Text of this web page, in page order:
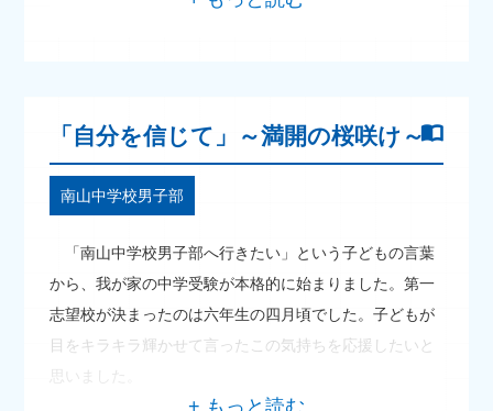
「自分を信じて」～満開の桜咲け～
南山中学校男子部
「南山中学校男子部へ行きたい」という子どもの言葉
から、我が家の中学受験が本格的に始まりました。第一
志望校が決まったのは六年生の四月頃でした。子どもが
目をキラキラ輝かせて言ったこの気持ちを応援したいと
思いました。